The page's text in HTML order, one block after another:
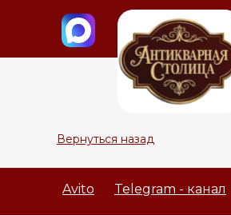
Вернуться назад
Avito Telegram - канал